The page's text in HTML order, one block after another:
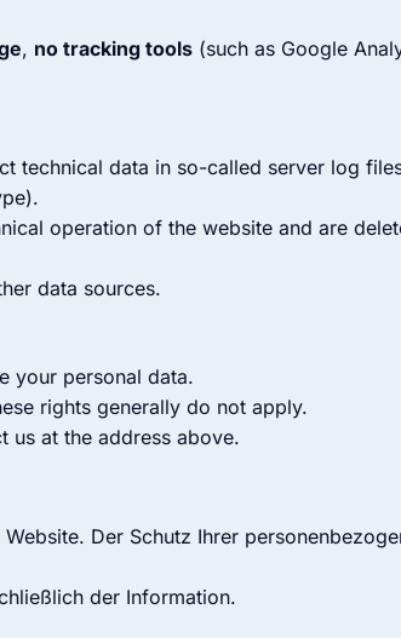
, no tracking tools (such as Google
technical data in so-called server log
operation of the website and are
data sources.
your personal data.
rights generally do not apply.
us at the address above.
Der Schutz Ihrer
der Information.